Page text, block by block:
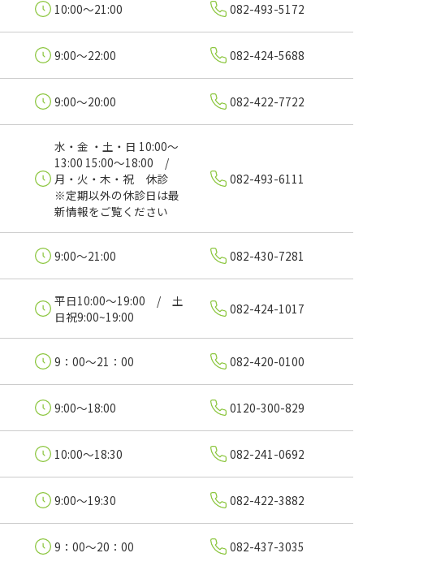
10:00～21:00 082-493-5172
9:00～22:00 082-424-5688
9:00～20:00 082-422-7722
水・金 ・土・日 10:00～
13:00 15:00～18:00 /
月・火・木・祝 休診
※定期以外の休診日は最
新情報をご覧ください
082-493-6111
9:00～21:00 082-430-7281
平日10:00～19:00 / 土
日祝9:00~19:00
082-424-1017
9：00～21：00 082-420-0100
9:00～18:00 0120-300-829
10:00～18:30 082-241-0692
9:00～19:30 082-422-3882
9：00～20：00 082-437-3035